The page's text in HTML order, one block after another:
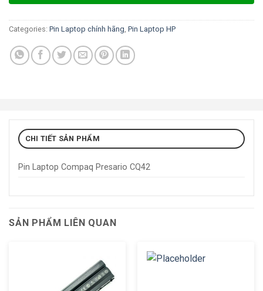
Categories: Pin Laptop chính hãng, Pin Laptop HP
CHI TIẾT SẢN PHẨM
Pin Laptop Compaq Presario CQ42
SẢN PHẨM LIÊN QUAN